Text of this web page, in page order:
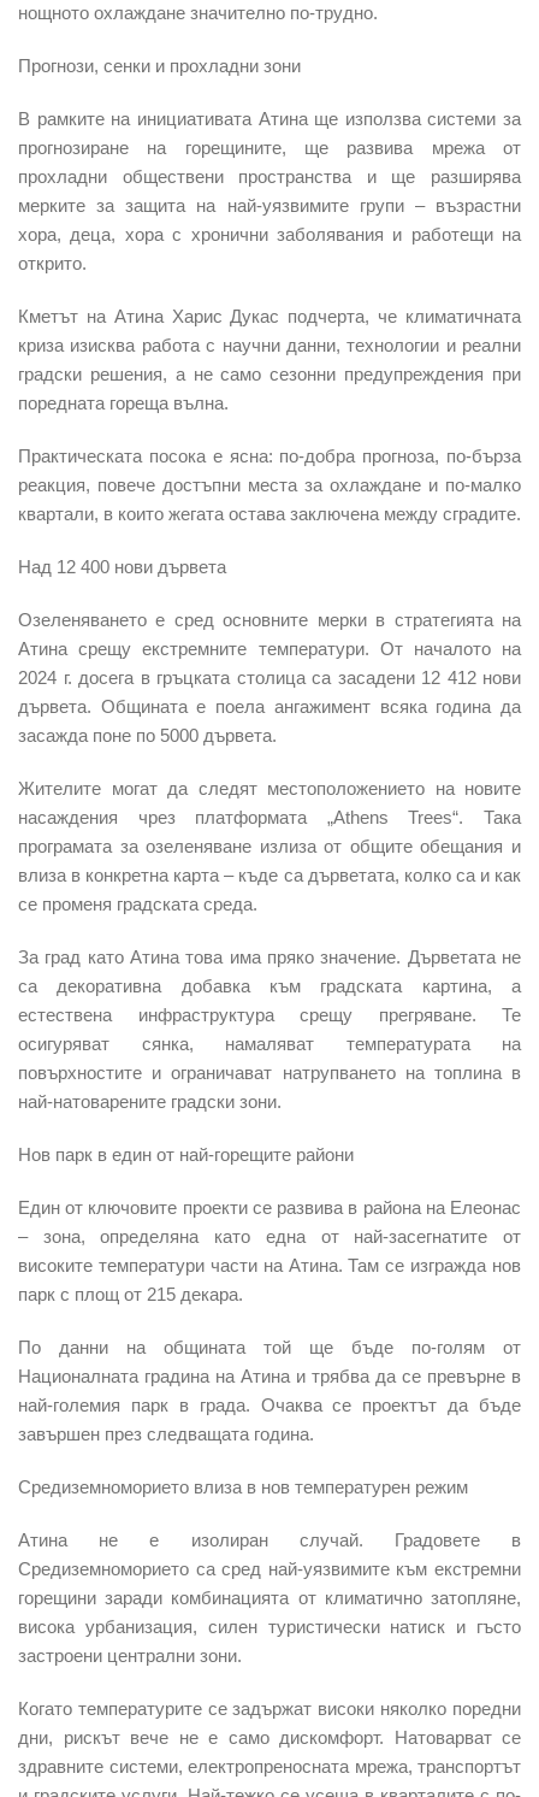
нощното охлаждане значително по-трудно.
Прогнози, сенки и прохладни зони
В рамките на инициативата Атина ще използва системи за
прогнозиране на горещините, ще развива мрежа от
прохладни обществени пространства и ще разширява
мерките за защита на най-уязвимите групи – възрастни
хора, деца, хора с хронични заболявания и работещи на
открито.
Кметът на Атина Харис Дукас подчерта, че климатичната
криза изисква работа с научни данни, технологии и реални
градски решения, а не само сезонни предупреждения при
поредната гореща вълна.
Практическата посока е ясна: по-добра прогноза, по-бърза
реакция, повече достъпни места за охлаждане и по-малко
квартали, в които жегата остава заключена между сградите.
Над 12 400 нови дървета
Озеленяването е сред основните мерки в стратегията на
Атина срещу екстремните температури. От началото на
2024 г. досега в гръцката столица са засадени 12 412 нови
дървета. Общината е поела ангажимент всяка година да
засажда поне по 5000 дървета.
Жителите могат да следят местоположението на новите
насаждения чрез платформата „Athens Trees“. Така
програмата за озеленяване излиза от общите обещания и
влиза в конкретна карта – къде са дърветата, колко са и как
се променя градската среда.
За град като Атина това има пряко значение. Дърветата не
са декоративна добавка към градската картина, а
естествена инфраструктура срещу прегряване. Те
осигуряват сянка, намаляват температурата на
повърхностите и ограничават натрупването на топлина в
най-натоварените градски зони.
Нов парк в един от най-горещите райони
Един от ключовите проекти се развива в района на Елеонас
– зона, определяна като една от най-засегнатите от
високите температури части на Атина. Там се изгражда нов
парк с площ от 215 декара.
По данни на общината той ще бъде по-голям от
Националната градина на Атина и трябва да се превърне в
най-големия парк в града. Очаква се проектът да бъде
завършен през следващата година.
Средиземноморието влиза в нов температурен режим
Атина не е изолиран случай. Градовете в
Средиземноморието са сред най-уязвимите към екстремни
горещини заради комбинацията от климатично затопляне,
висока урбанизация, силен туристически натиск и гъсто
застроени централни зони.
Когато температурите се задържат високи няколко поредни
дни, рискът вече не е само дискомфорт. Натоварват се
здравните системи, електропреносната мрежа, транспортът